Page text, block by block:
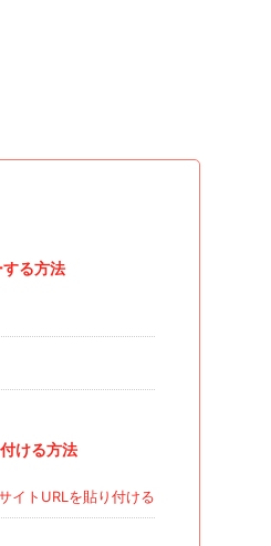
る方法
ける方法
イトURLを貼り付ける